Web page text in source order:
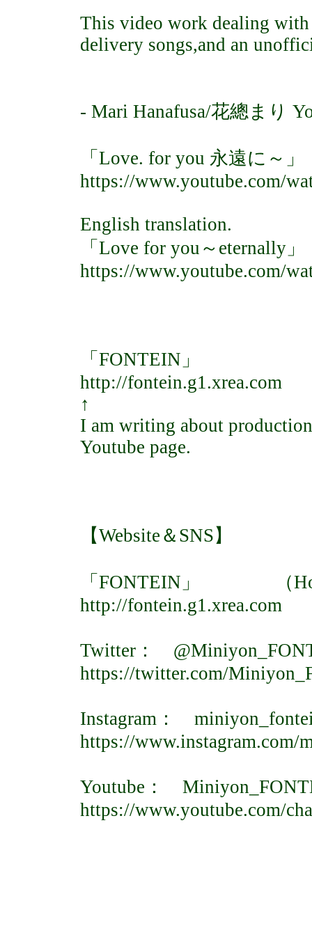
This video work dealing
delivery songs,and an
- Mari Hanafusa/花總まり
「Love. for you 永遠に～」
https://www.youtube.com/
English translation.
「Love for you～eternally」
https://www.youtube.com/
「FONTEIN」
http://fontein.g1.xrea.com
↑
I am writing about
Youtube page.
【Website＆SNS】
「FONTEIN」 （
http://fontein.g1.xrea.com
Twitter：
https://twitter.com/
Instagram：
https://www.instagram.com/
Youtube：
https://www.youtube.com/